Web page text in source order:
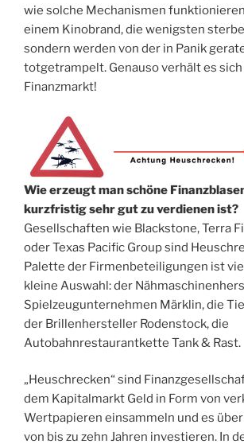
wie solche Mechanismen
einem Kinobrand, die wenigsten
sondern werden von der in Panik
totgetrampelt. Genauso verhält es sich
Finanzmarkt!
Wie erzeugt man schöne
kurzfristig sehr gut zu verdienen ist?
Gesellschaften wie Blackstone, Terra
oder Texas Pacific Group sind
Palette der Firmenbeteiligungen ist
kleine Auswahl: der
Spielzeugunternehmen Märklin, die
der Brillenhersteller Rodenstock, die
Autobahnrestaurantkette Tank & Rast.
„Heuschrecken“ sind
dem Kapitalmarkt Geld in Form von
Wertpapieren einsammeln und es
von bis zu zehn Jahren investieren. In